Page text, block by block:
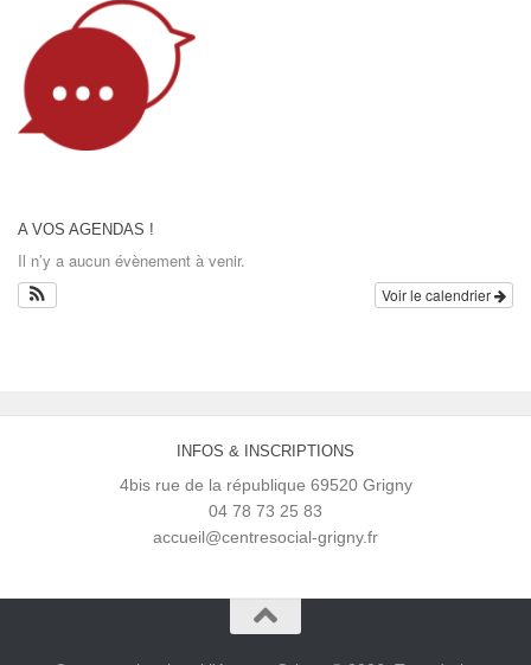
A VOS AGENDAS !
Il n’y a aucun évènement à venir.
Voir le calendrier
INFOS & INSCRIPTIONS
4bis rue de la république 69520 Grigny
04 78 73 25 83
accueil@centresocial-grigny.fr